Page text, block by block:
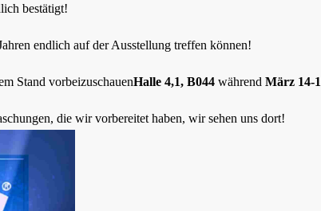
bestätigt!
endlich auf der Ausstellung treffen können!
Stand vorbeizuschauenHalle 4,1, B044 während März 14-
die wir vorbereitet haben, wir sehen uns dort!